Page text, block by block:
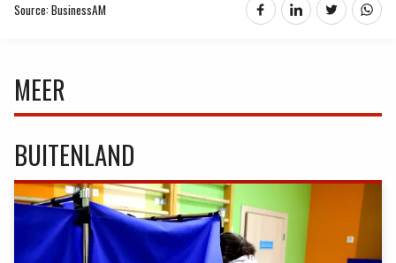
Source: BusinessAM
MEER
BUITENLAND